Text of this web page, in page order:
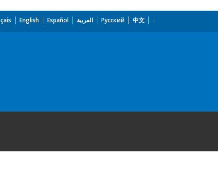
English Español العربية Русский 中文